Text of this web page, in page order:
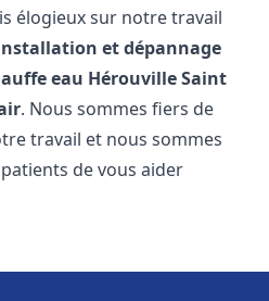
élogieux sur notre travail
et dépannage
eau Hérouville Saint
. Nous sommes fiers de
travail et nous sommes
de vous aider